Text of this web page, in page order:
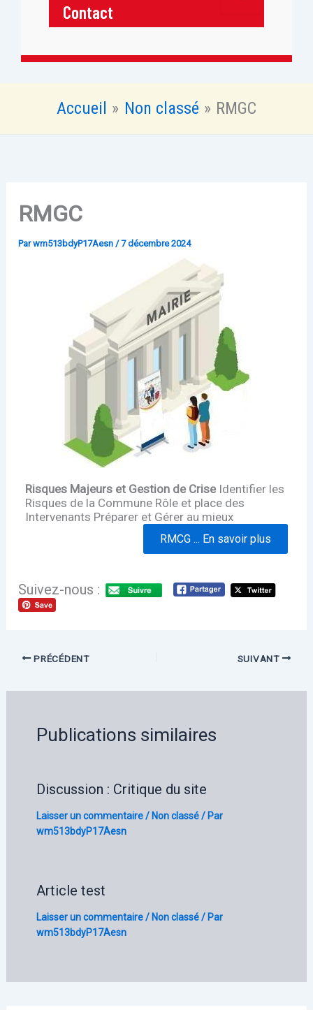
Contact
Accueil Non classé RMGC
RMGC
Parwm513bdyP17Aesn /7 décembre 2024
Risques Majeurs et Gestion de CriseIdentifier les
Risques de la Commune Rôle et place des
Intervenants Préparer et Gérer au mieux
RMCG ... En savoir plus
Suivez-nous :
PRÉCÉDENT SUIVANT
Publications similaires
Discussion : Critique du site
Laisser un commentaire / Non classé/ Par
wm513bdyP17Aesn
Article test
Laisser un commentaire / Non classé/ Par
wm513bdyP17Aesn